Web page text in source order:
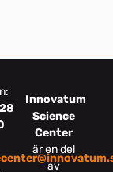
Innovatum
Science
Center
är en del
av